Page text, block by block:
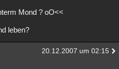
Mond ? oO<<
leben?
20.12.2007 um 02:15